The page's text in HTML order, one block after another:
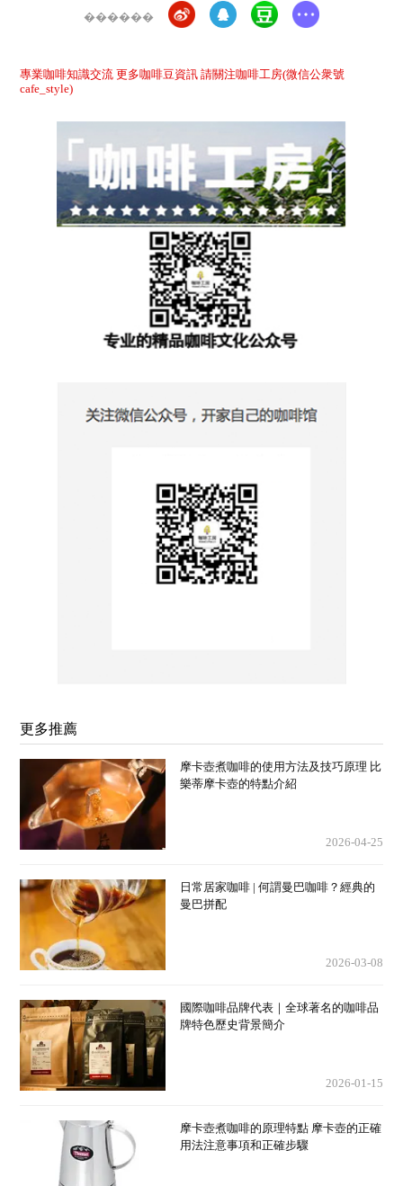
������
專業咖啡知識交流 更多咖啡豆資訊 請關注咖啡工房(微信公衆號
cafe_style)
更多推薦
摩卡壺煮咖啡的使用方法及技巧原理 比
樂蒂摩卡壺的特點介紹
2026-04-25
日常居家咖啡 | 何謂曼巴咖啡？經典的
曼巴拼配
2026-03-08
國際咖啡品牌代表｜全球著名的咖啡品
牌特色歷史背景簡介
2026-01-15
摩卡壺煮咖啡的原理特點 摩卡壺的正確
用法注意事項和正確步驟